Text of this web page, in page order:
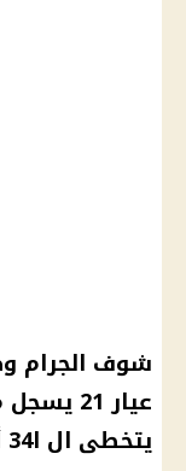
شوف الجرام
عيار
يتخطى ال ا34 ألف جنيه